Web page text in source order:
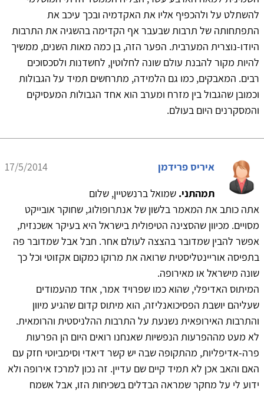
להשתלט על ולהכפיף אליו את האקדמיה ובכך עיכב את
התפתחותה של תרבות שבעבר אף הקדימה בהשגיה את התרבות
היודו-נוצרית המערבית. הפער הזה, בן כמה מאות השנים, ממשיך
להיות מקור להבנת עולם שונה לחלוטין, לחשדנות ולסכסוכים
רבים. המאבקים, כמו גם הלמידה, מתרחשים תמיד על הגבולות
וכמובן שהגבול בין מזרח ומערב הוא אחד הגבולות המעסיקים
והמסקרנים היום בעולם.
איריס פרידמן
17/5/2014
תמהתני. שמואל ברנשטיין, שלום
אתה כותב את המאמר בלשון של אנתרופולוג, שחוקר אובייקט
מסויים. מכיוון שהסצינה הטיפולית בישראל היא בעיקר אשכנזית,
אפשר להבין שמדובר בהצצה לעולם אחר. חבל אבל שמדובר פה
בתפיסה אוריינטליסטית שרואה את מרוקו כמקום אקזוטי וכל כך
שונה מישראל או מאירופה.
המיתוס האדיפלי, שהוא כמו שפרויד אמר, אחד מהעמודים
שעליהם יושבת הפסיכואנליזה, הוא מיתוס קדום שהגיע מיוון
והתרבות האירופאית נשנעת על התרבות ההלניסטית והרומאית.
לא מעט מההפרעות הנפשיות שאנחנו רואים היום הן הפרעות
פרה-אדיפליות, מהתקופה שבה יש קשר דיאדי וסימביוטי חזק עם
האם והאב אכן לא תמיד קיים שם עדיין. זה נכון למרכז אירופה ולא
ידוע לי על מחקר שמראה הבדלים בשכיחות הזו, אבל אשמח